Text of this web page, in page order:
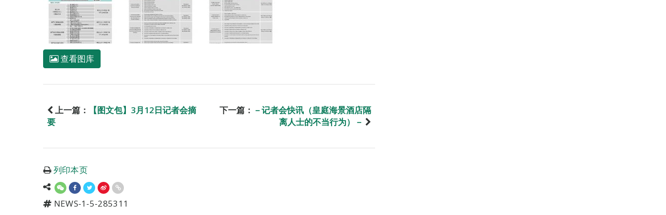
查看图库
上一篇：
【图文包】3月12日记者会摘
要
下一篇： －记者会快讯（皇庭海景酒店隔
离人士的不当行为）－
列印本页
NEWS-1-5-285311